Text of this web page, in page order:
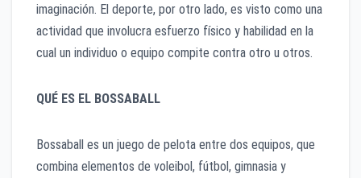
imaginación. El deporte, por otro lado, es visto como una
actividad que involucra esfuerzo físico y habilidad en la
cual un individuo o equipo compite contra otro u otros.
QUÉ ES EL BOSSABALL
Bossaball es un juego de pelota entre dos equipos, que
combina elementos de voleibol, fútbol, ​​gimnasia y